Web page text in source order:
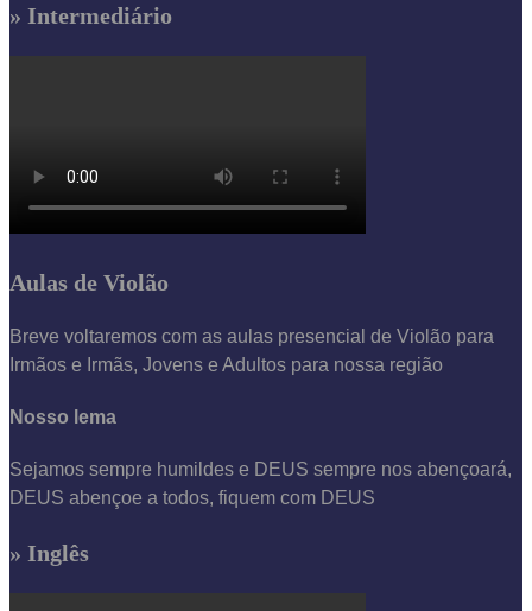
» Intermediário
Aulas de Violão
Breve voltaremos com as aulas presencial de Violão para
Irmãos e Irmãs, Jovens e Adultos para nossa região
Nosso lema
Sejamos sempre humildes e DEUS sempre nos abençoará,
DEUS abençoe a todos, fiquem com DEUS
» Inglês